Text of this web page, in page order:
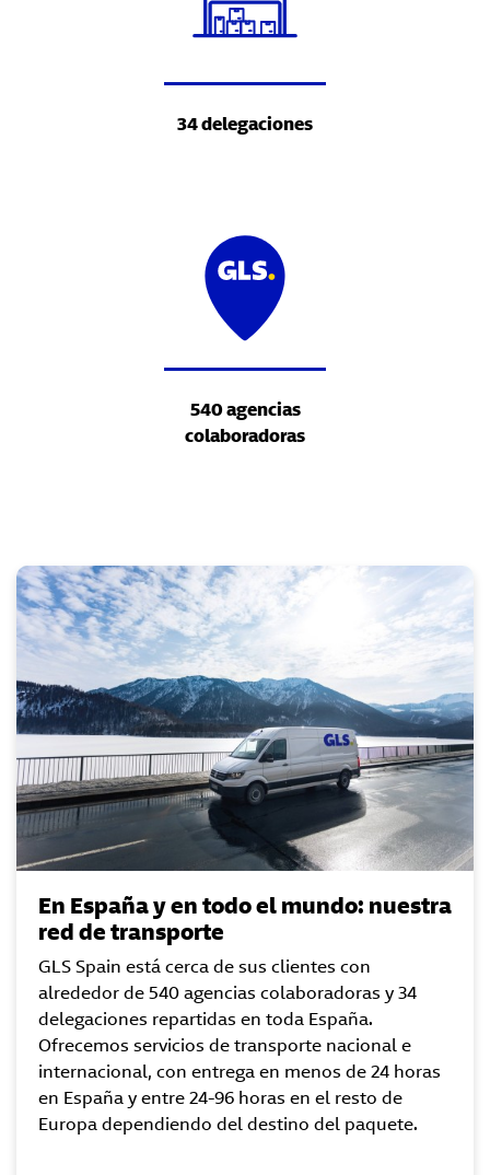
34 delegaciones
540 agencias
colaboradoras
En España y en todo el mundo: nuestra
red de transporte
GLS Spain está cerca de sus clientes con
alrededor de 540 agencias colaboradoras y 34
delegaciones repartidas en toda España.
Ofrecemos servicios de transporte nacional e
internacional, con entrega en menos de 24 horas
en España y entre 24-96 horas en el resto de
Europa dependiendo del destino del paquete.